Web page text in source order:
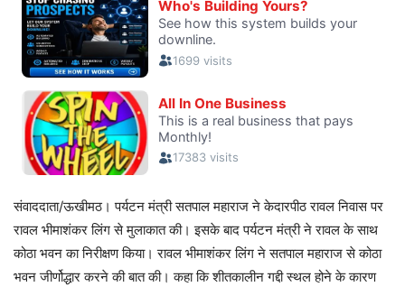
संवाददाता/ऊखीमठ। पर्यटन मंत्री सतपाल महाराज ने केदारपीठ रावल निवास पर
रावल भीमाशंकर लिंग से मुलाकात की। इसके बाद पर्यटन मंत्री ने रावल के साथ
कोठा भवन का निरीक्षण किया। रावल भीमाशंकर लिंग ने सतपाल महाराज से कोठा
भवन जीर्णोद्धार करने की बात की। कहा कि शीतकालीन गद्दी स्थल होने के कारण